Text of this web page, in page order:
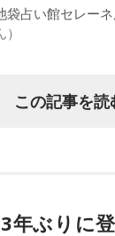
もそういう教え
からだと思うん
https://jfn-
袋占い館セレー
は無我夢中で、
この記事を読
年ぶりに